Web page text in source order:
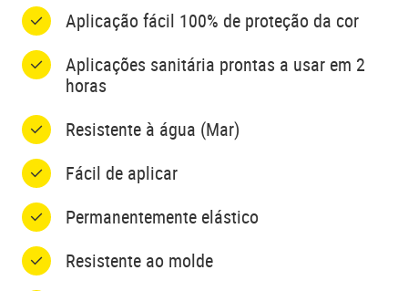
Aplicação fácil 100% de proteção da cor
Aplicações sanitária prontas a usar em 2
horas
Resistente à água (Mar)
Fácil de aplicar
Permanentemente elástico
Resistente ao molde